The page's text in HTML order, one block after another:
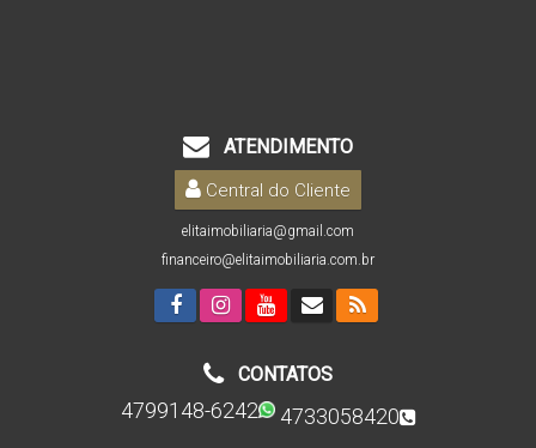
ATENDIMENTO
Central do Cliente
elitaimobiliaria@gmail.com
financeiro@elitaimobiliaria.com.br
CONTATOS
4799148-6242 4733058420